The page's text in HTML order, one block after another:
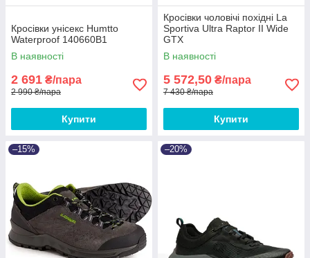
Кросівки унісекс Humtto
Waterproof 140660B1
В наявності
2 691 ₴/пара
2 990 ₴/пара
Купити
Кросівки чоловічі похідні La
Sportiva Ultra Raptor II Wide
GTX
В наявності
5 572,50 ₴/пара
7 430 ₴/пара
Купити
–15% –20%